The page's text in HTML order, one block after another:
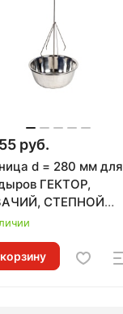
руб.
d = 280 мм для
ГЕКТОР,
СТЕПНОЙ